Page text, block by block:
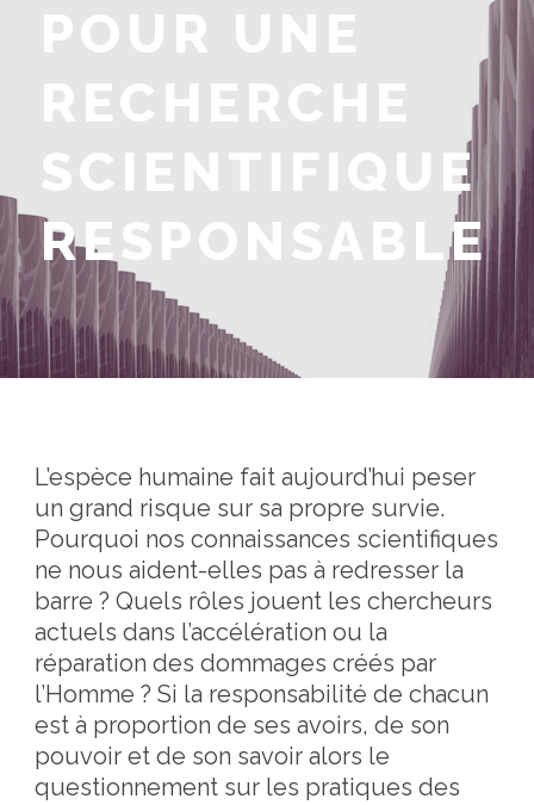
POUR UNE
RECHERCHE
SCIENTIFIQUE
RESPONSABLE
L’espèce humaine fait aujourd’hui peser
un grand risque sur sa propre survie.
Pourquoi nos connaissances scientifiques
ne nous aident-elles pas à redresser la
barre ? Quels rôles jouent les chercheurs
actuels dans l’accélération ou la
réparation des dommages créés par
l’Homme ? Si la responsabilité de chacun
est à proportion de ses avoirs, de son
pouvoir et de son savoir alors le
questionnement sur les pratiques des